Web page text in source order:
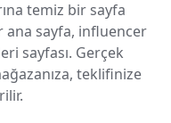
temiz bir sayfa
ana sayfa, influencer
sayfası. Gerçek
teklifinize